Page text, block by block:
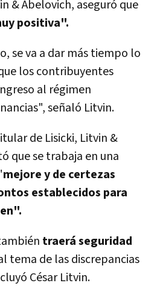
& Abelovich, aseguró que
positiva".
se va a dar más tiempo lo
los contribuyentes
al régimen
", señaló Litvin.
de Lisicki, Litvin &
que se trabaja en una
mejore y de certezas
establecidos para
traerá seguridad
tema de las discrepancias
César Litvin.